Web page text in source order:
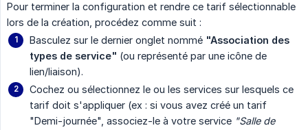
Pour terminer la configuration et rendre ce tarif sélectionnable
lors de la création, procédez comme suit :
Basculez sur le dernier onglet nommé "Association des
types de service" (ou représenté par une icône de
lien/liaison).
Cochez ou sélectionnez le ou les services sur lesquels ce
tarif doit s'appliquer (ex : si vous avez créé un tarif
"Demi-journée", associez-le à votre service "Salle de